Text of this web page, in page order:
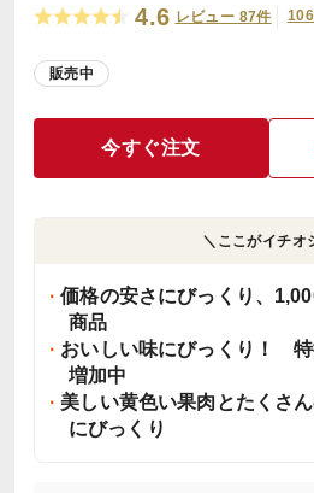
4.6 レビュー 87件
販売中
今すぐ注文
＼ここがイチオ
価格の安さにびっくり、
商品
おいしい味にびっくり！ 特
増加中
美しい黄色い果肉とたくさ
にびっくり